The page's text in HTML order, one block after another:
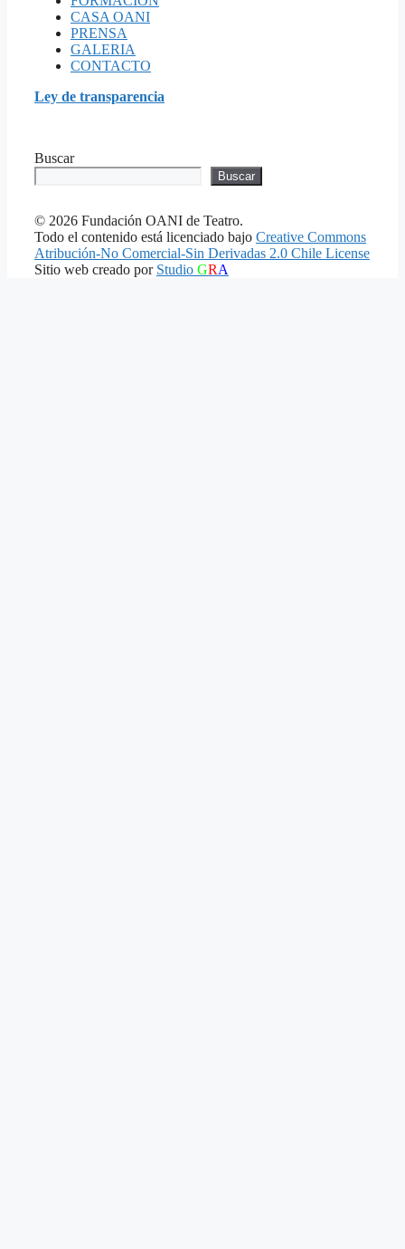
CASA OANI
PRENSA
GALERIA
CONTACTO
Ley de transparencia
Buscar
Buscar
© 2026 Fundación OANI de Teatro.
Todo el contenido está licenciado bajo Creative Commons
Atribución-No Comercial-Sin Derivadas 2.0 Chile License
Sitio web creado por Studio GRA